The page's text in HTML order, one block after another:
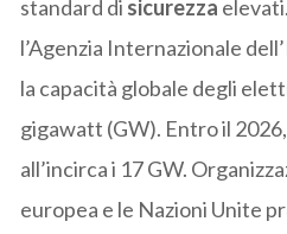
standard di sicurezza
l’Agenzia Internazionale
la capacità globale degli
gigawatt (GW). Entro il
all’incirca i 17 GW.
europea e le Nazioni Unite